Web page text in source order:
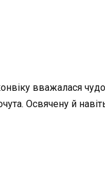
вважалася
Освячену й